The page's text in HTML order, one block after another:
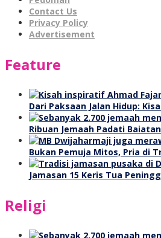
Contact Us
Privacy Policy
Advertisement
Feature
Dari Paksaan Jalan Hidup:
Ribuan Jemaah Padati
Bukan Pemuja Mitos, Pria di
Jamasan 15 Keris Tua
Religi